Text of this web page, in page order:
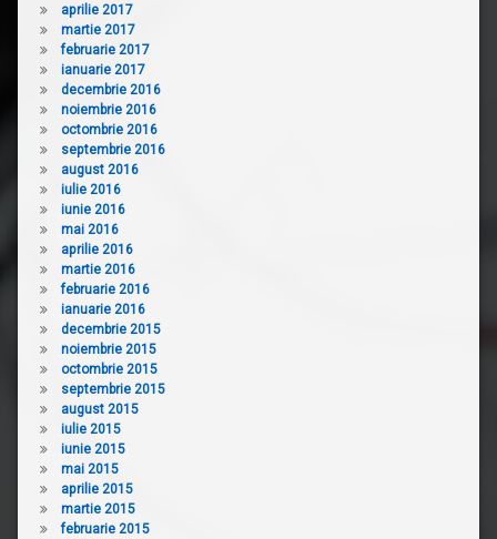
aprilie 2017
martie 2017
februarie 2017
ianuarie 2017
decembrie 2016
noiembrie 2016
octombrie 2016
septembrie 2016
august 2016
iulie 2016
iunie 2016
mai 2016
aprilie 2016
martie 2016
februarie 2016
ianuarie 2016
decembrie 2015
noiembrie 2015
octombrie 2015
septembrie 2015
august 2015
iulie 2015
iunie 2015
mai 2015
aprilie 2015
martie 2015
februarie 2015